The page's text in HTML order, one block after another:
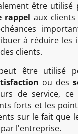
être utilisé
rappel aux
à réduire les
clients.
être utilisé
ou des
de service,
forts et les
sur le fait que
l'entreprise.